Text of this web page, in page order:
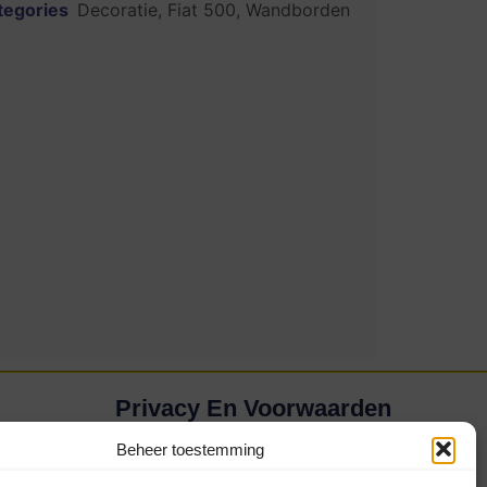
Beheer toestemming
Decoratie, Fiat 500, Wandborden
Privacy En Voorwaarden